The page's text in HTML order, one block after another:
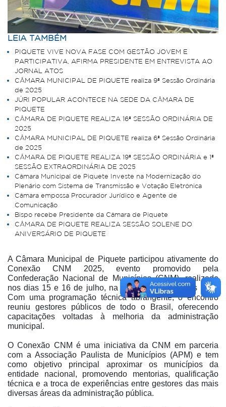
LEIA TAMBÉM
PIQUETE VIVE NOVA FASE COM GESTÃO JOVEM E
PARTICIPATIVA, AFIRMA PRESIDENTE EM ENTREVISTA AO
JORNAL ATOS
CÂMARA MUNICIPAL DE PIQUETE realiza 9ª Sessão Ordinária
de 2025
JÚRI POPULAR ACONTECE NA SEDE DA CÂMARA DE
PIQUETE
CÂMARA DE PIQUETE REALIZA 16ª SESSÃO ORDINÁRIA DE
2025
CÂMARA MUNICIPAL DE PIQUETE realiza 6ª Sessão Ordinária
de 2025
CÂMARA DE PIQUETE REALIZA 19ª SESSÃO ORDINÁRIA e 1ª
SESSÃO EXTRAORDINÁRIA DE 2025
Câmara Municipal de Piquete Investe na Modernização do
Plenário com Sistema de Transmissão e Votação Eletrônica
Câmara empossa Procurador Jurídico e Agente de
Comunicação
Bispo recebe Presidente da Câmara de Piquete
CÂMARA DE PIQUETE REALIZA SESSÃO SOLENE DO
ANIVERSÁRIO DE PIQUETE
A Câmara Municipal de Piquete participou ativamente do
Conexão CNM 2025, evento promovido pela
Confederação Nacional de Municípios (CNM), realizado
nos dias 15 e 16 de julho, na cidade de Campinas (SP).
Com uma programação técnica abrangente, o encontro
reuniu gestores públicos de todo o Brasil, oferecendo
capacitações voltadas à melhoria da administração
municipal.
O Conexão CNM é uma iniciativa da CNM em parceria
com a Associação Paulista de Municípios (APM) e tem
como objetivo principal aproximar os municípios da
entidade nacional, promovendo mentorias, qualificação
técnica e a troca de experiências entre gestores das mais
diversas áreas da administração pública.